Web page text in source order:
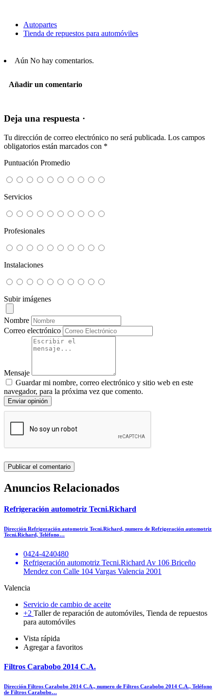
Autopartes
Tienda de repuestos para automóviles
Aún No hay comentarios.
Añadir un comentario
Deja una respuesta ·
Tu dirección de correo electrónico no será publicada. Los campos
obligatorios están marcados con *
Puntuación Promedio
Servicios
Profesionales
Instalaciones
Subir imágenes
Nombre
Correo electrónico
Mensaje
Guardar mi nombre, correo electrónico y sitio web en este
navegador, para la próxima vez que comento.
Enviar opinión
Anuncios Relacionados
Refrigeración automotriz Tecni.Richard
Dirección Refrigeración automotriz Tecni.Richard, numero de Refrigeración automotriz
Tecni.Richard, Teléfono…
0424-4240480
Refrigeración automotriz Tecni.Richard Av 106 Briceño
Mendez con Calle 104 Vargas Valencia 2001
Valencia
Servicio de cambio de aceite
+2 Taller de reparación de automóviles, Tienda de repuestos
para automóviles
Vista rápida
Agregar a favoritos
Filtros Carabobo 2014 C.A.
Dirección Filtros Carabobo 2014 C.A., numero de Filtros Carabobo 2014 C.A., Teléfono
de Filtros Carabobo…